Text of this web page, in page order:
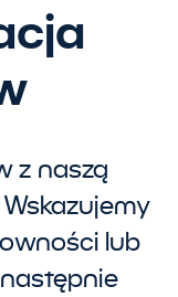
DE
z naszą
lub